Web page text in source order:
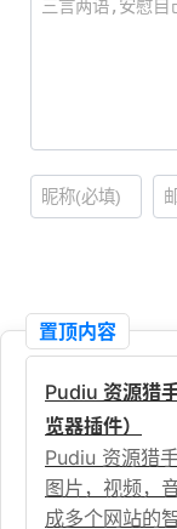
置顶内容
Pudiu 资源猎
览器插件）
Pudiu 资源猎
图片，视频，
成多个网站的